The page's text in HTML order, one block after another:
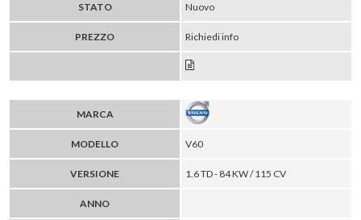
STATO Nuovo
PREZZO Richiedi info
MARCA
MODELLO V60
VERSIONE 1.6 TD - 84 KW / 115 CV
ANNO